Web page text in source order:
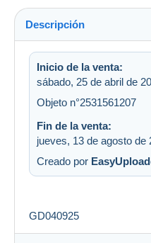
Descripción
Inicio de la venta:
sábado, 25 de abril de
Objeto n°2531561207
Fin de la venta:
jueves, 13 de agosto de
Creado por
GD040925